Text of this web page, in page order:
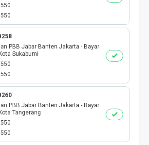
PBB Jabar Banten Jakarta - Bayar
Sukabumi
PBB Jabar Banten Jakarta - Bayar
Tangerang